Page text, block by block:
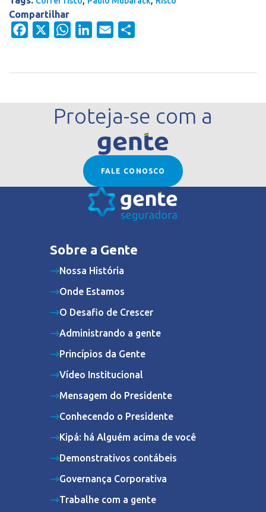
Compartilhar
Facebook
WhatsAppLinkedIn
Email
Proteja-se com a
FALE CONOSCO
Sobre a Gente
Nossa História
Onde Estamos
O Desafio de Crescer
Administrando a gente
Princípios da Gente
Vídeo Institucional
Mensagem do Presidente
Conhecendo o Presidente
Kipá: há Alguém acima de você
Demonstrativos contábeis
Governança Corporativa
Trabalhe com a gente